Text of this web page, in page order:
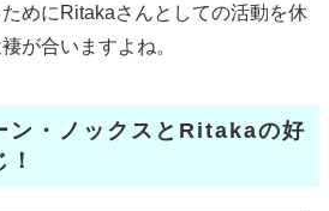
めにRitakaさんとしての活動を休
が合いますよね。
・ノックスとRitakaの好